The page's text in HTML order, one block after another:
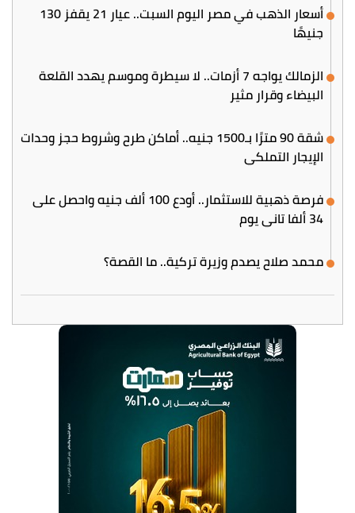
أسعار الذهب في مصر اليوم السبت.. عيار 21 يقفز 130
جنيهًا
الزمالك يواجه 7 أزمات.. لا سيطرة وموسم يهدد القلعة
البيضاء وقرار مثير
شقة 90 مترًا بـ1500 جنيه.. أماكن طرح وشروط حجز وحدات
الإيجار التملكي
فرصة ذهبية للاستثمار.. أودع 100 ألف جنيه واحصل على
34 ألفا تاني يوم
محمد صلاح يصدم وزيرة تركية.. ما القصة؟